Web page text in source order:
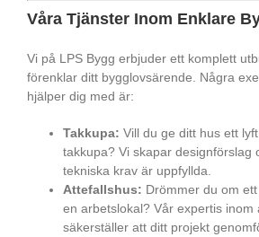
Våra Tjänster Inom Enklare
Vi på LPS Bygg erbjuder ett komplett
förenklar ditt bygglovsärende. Några
hjälper dig med är:
Takkupa: Vill du ge ditt hus ett
takkupa? Vi skapar designförslag
tekniska krav är uppfyllda.
Attefallshus: Drömmer du om
en arbetslokal? Vår expertis inom
säkerställer att ditt projekt